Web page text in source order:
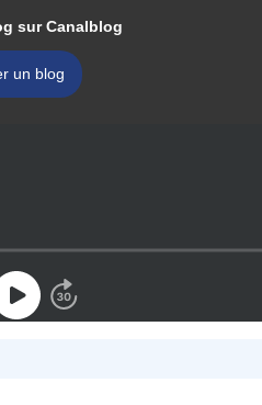
sur Canalblog
un blog